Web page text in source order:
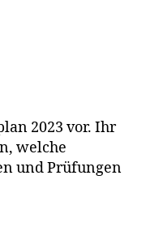
2023 vor. Ihr
welche
und Prüfungen